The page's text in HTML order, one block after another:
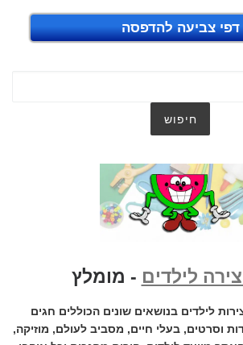
דפי צביעה להדפסה
לילדים - מומלץ
לילדים בנושאים שונים הכוללים חגים
וסרטים, בעלי חיים, מסביב לעולם, מוזיקה,